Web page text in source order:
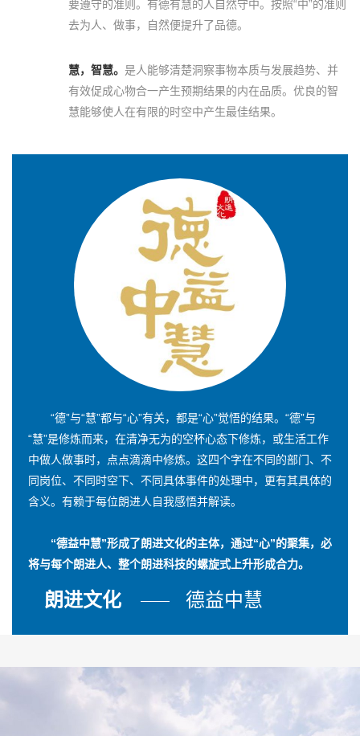
要遵守的准则。有德有慧的人自然守中。按照“中”的准则
去为人、做事，自然便提升了品德。
慧，智慧。 是人能够清楚洞察事物本质与发展趋势、并
有效促成心物合一产生预期结果的内在品质。优良的智
慧能够使人在有限的时空中产生最佳结果。
“德”与“慧”都与“心”有关，都是“心”觉悟的结果。“德”与
“慧”是修炼而来，在清净无为的空杯心态下修炼，或生活工作
中做人做事时，点点滴滴中修炼。这四个字在不同的部门、不
同岗位、不同时空下、不同具体事件的处理中，更有其具体的
含义。有赖于每位朗进人自我感悟并解读。
“德益中慧”形成了朗进文化的主体，通过“心”的聚集，必
将与每个朗进人、整个朗进科技的螺旋式上升形成合力。
朗进文化 德益中慧